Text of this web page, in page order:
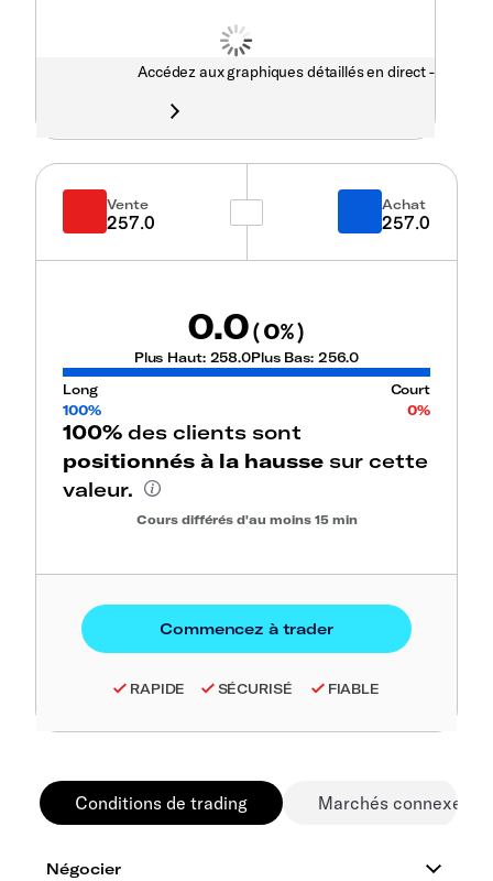
Accédez aux graphiques détaillés en direct -
Vente
257.0
Achat
257.0
0.0(0%)
Plus Haut: 258.0Plus Bas: 256.0
Long
Court
100%
0%
100% des clients sont
positionnés à la hausse sur cette
valeur.
Cours différés d'au moins 15 min
RAPIDE SÉCURISÉ FIABLE
Conditions de trading Marchés connexes